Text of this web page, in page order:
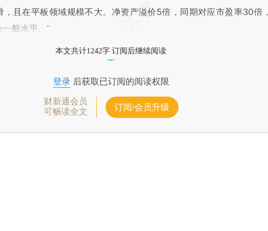
，且在平板领域规模不大。净资产溢价5倍，同期对应市盈率30倍，
般水平。”
本文共计1242字 订阅后继续阅读
登录后获取已订阅的阅读权限
财新通会员
可畅读全文
订阅/会员升级